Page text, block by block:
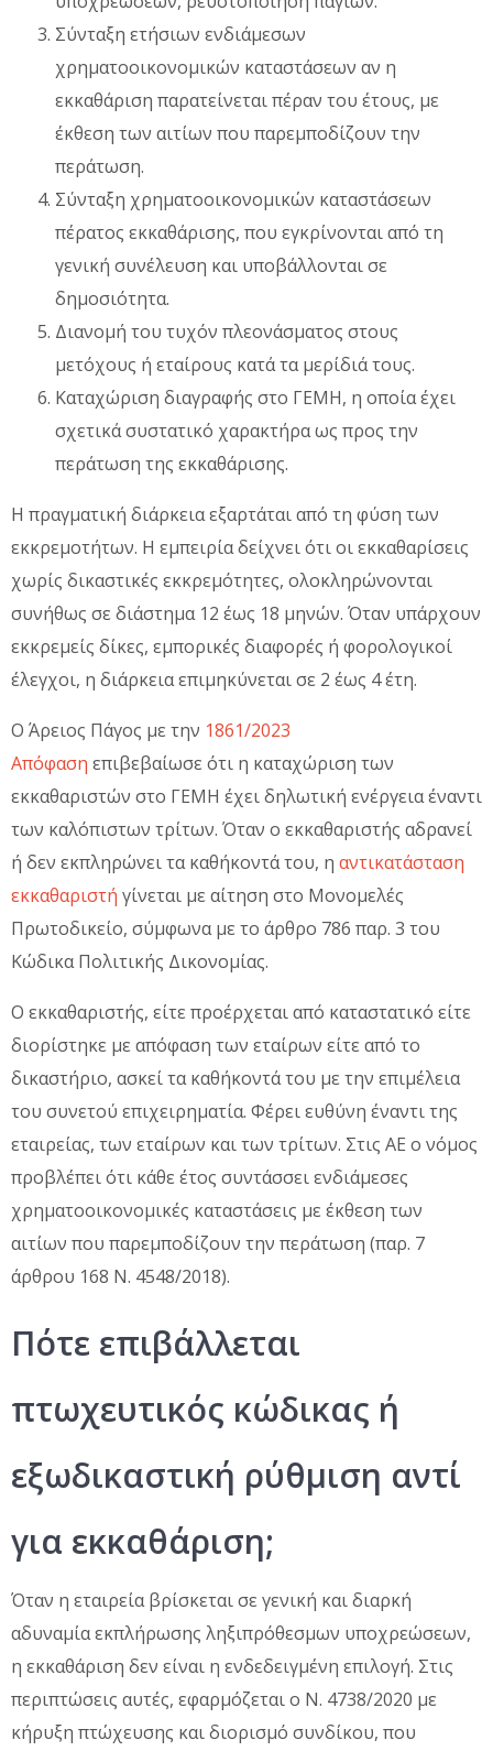
Σύνταξη ετήσιων ενδιάμεσων
χρηματοοικονομικών καταστάσεων αν η
εκκαθάριση παρατείνεται πέραν του έτους, με
έκθεση των αιτίων που παρεμποδίζουν την
περάτωση.
Σύνταξη χρηματοοικονομικών καταστάσεων
πέρατος εκκαθάρισης, που εγκρίνονται από τη
γενική συνέλευση και υποβάλλονται σε
δημοσιότητα.
Διανομή του τυχόν πλεονάσματος στους
μετόχους ή εταίρους κατά τα μερίδιά τους.
Καταχώριση διαγραφής στο ΓΕΜΗ, η οποία έχει
σχετικά συστατικό χαρακτήρα ως προς την
περάτωση της εκκαθάρισης.
Η πραγματική διάρκεια εξαρτάται από τη φύση των
εκκρεμοτήτων. Η εμπειρία δείχνει ότι οι εκκαθαρίσεις
χωρίς δικαστικές εκκρεμότητες, ολοκληρώνονται
συνήθως σε διάστημα 12 έως 18 μηνών. Όταν υπάρχουν
εκκρεμείς δίκες, εμπορικές διαφορές ή φορολογικοί
έλεγχοι, η διάρκεια επιμηκύνεται σε 2 έως 4 έτη.
Ο Άρειος Πάγος με την 1861/2023
Απόφαση επιβεβαίωσε ότι η καταχώριση των
εκκαθαριστών στο ΓΕΜΗ έχει δηλωτική ενέργεια έναντι
των καλόπιστων τρίτων. Όταν ο εκκαθαριστής αδρανεί
ή δεν εκπληρώνει τα καθήκοντά του, η αντικατάσταση
εκκαθαριστή γίνεται με αίτηση στο Μονομελές
Πρωτοδικείο, σύμφωνα με το άρθρο 786 παρ. 3 του
Κώδικα Πολιτικής Δικονομίας.
Ο εκκαθαριστής, είτε προέρχεται από καταστατικό είτε
διορίστηκε με απόφαση των εταίρων είτε από το
δικαστήριο, ασκεί τα καθήκοντά του με την επιμέλεια
του συνετού επιχειρηματία. Φέρει ευθύνη έναντι της
εταιρείας, των εταίρων και των τρίτων. Στις ΑΕ ο νόμος
προβλέπει ότι κάθε έτος συντάσσει ενδιάμεσες
χρηματοοικονομικές καταστάσεις με έκθεση των
αιτίων που παρεμποδίζουν την περάτωση (παρ. 7
άρθρου 168 Ν. 4548/2018).
Πότε επιβάλλεται
πτωχευτικός κώδικας ή
εξωδικαστική ρύθμιση αντί
για εκκαθάριση;
Όταν η εταιρεία βρίσκεται σε γενική και διαρκή
αδυναμία εκπλήρωσης ληξιπρόθεσμων υποχρεώσεων,
η εκκαθάριση δεν είναι η ενδεδειγμένη επιλογή. Στις
περιπτώσεις αυτές, εφαρμόζεται ο Ν. 4738/2020 με
κήρυξη πτώχευσης και διορισμό συνδίκου, που